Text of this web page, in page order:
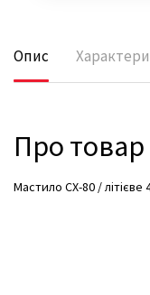
Опис
Про товар
Мастило CX-80 / літієве